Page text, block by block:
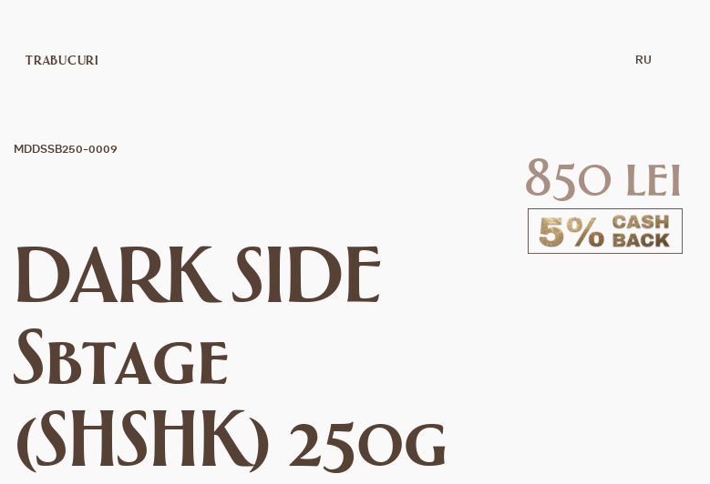
TRABUCURI RU
MDDSSB250-0009
DARK SIDE
Sbtage
(SHSHK) 250g
850 lei